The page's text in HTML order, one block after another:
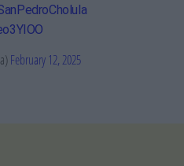
February 12, 2025